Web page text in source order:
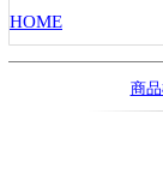
HOME
商